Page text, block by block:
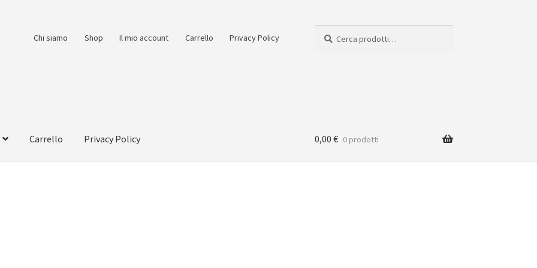
Chi siamo Shop Il mio account Carrello Privacy Policy
Carrello Privacy Policy 0,00 € 0 prodotti